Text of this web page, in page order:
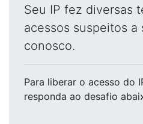
Seu IP fez diversas
acessos suspeitos a
conosco.
Para liberar o acesso do
responda ao desafio